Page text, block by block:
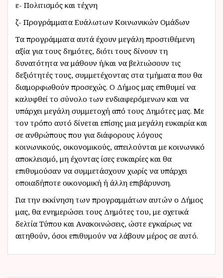
ε- Πολιτισμός και τέχνη
ζ- Προγράμματα Ευάλωτων Κοινωνικών Ομάδων
Τα προγράμματα αυτά έχουν μεγάλη προστιθέμενη
αξία για τους δημότες, διότι τους δίνουν τη
δυνατότητα να μάθουν ή/και να βελτιώσουν τις
δεξιότητές τους, συμμετέχοντας στα τμήματα που θα
διαμορφωθούν προσεχώς. Ο Δήμος μας επιθυμεί να
καλυφθεί το σύνολο των ενδιαφερόμενων και να
υπάρχει μεγάλη συμμετοχή από τους Δημότες μας. Με
τον τρόπο αυτό δίνεται επίσης μια μεγάλη ευκαιρία και
σε ανθρώπους που για διάφορους λόγους
κοινωνικούς, οικονομικούς, απειλούνται με κοινωνικό
αποκλεισμό, μη έχοντας ίσες ευκαιρίες και θα
επιθυμούσαν να συμμετάσχουν χωρίς να υπάρχει
οποιαδήποτε οικονομική ή άλλη επιβάρυνση.
Για την εκκίνηση των προγραμμάτων αυτών ο Δήμος
μας, θα ενημερώσει τους Δημότες του, με σχετικά
δελτία Τύπου και Ανακοινώσεις, ώστε εγκαίρως να
αιτηθούν, όσοι επιθυμούν να λάβουν μέρος σε αυτό.